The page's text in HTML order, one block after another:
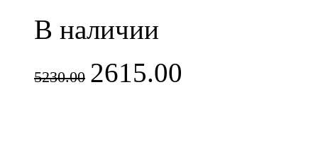
В наличии
5230.00 2615.00